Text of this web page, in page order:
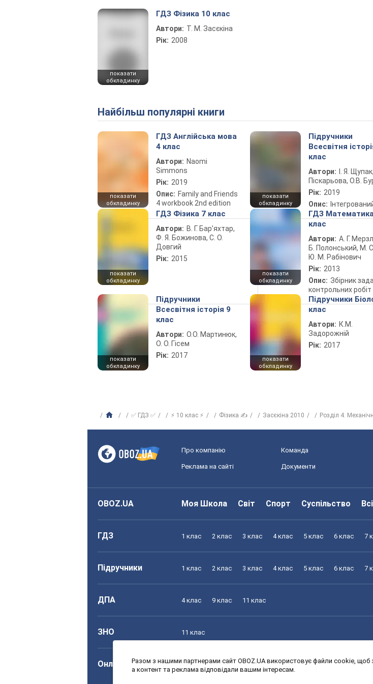
показати
обкладинку
ГДЗ Фізика 10 клас
Автори: Т. М. Засєкіна
Рік: 2008
Найбільш популярні книги
показати
обкладинку
ГДЗ Англійська мова
4 клас
Автори: Naomi
Simmons
Рік: 2019
Опис: Family and Friends
4 workbook 2nd edition
показати
обкладинку
Підручники
Всесвітня
клас
Автори:
І. Я.
Піскарьова, О.В.
Рік: 2019
Опис:
показати
обкладинку
ГДЗ Фізика 7 клас
Автори: В. Г. Бар’яхтар,
Ф. Я. Божинова, С. О.
Довгий
Рік: 2015
показати
обкладинку
ГДЗ
клас
Автори: А. Г.
Б. Полонський, М.
Ю. М. Рабінович
Рік: 2013
Опис: Збірник
контрольних робіт
показати
обкладинку
Підручники
Всесвітня історія 9
клас
Автори: О.О. Мартинюк,
О. О. Гісем
Рік: 2017
показати
обкладинку
Підручники
клас
Автори: К.М.
Задорожній
Рік: 2017
✅ ГДЗ ✅ ⚡ 10 клас ⚡ Фізика ✍ Засєкіна 2010 Розділ 4.
Про компанію Команда
Реклама на сайті Документи
OBOZ.UA Моя Школа Світ Спорт Суспільство
ГДЗ 1 клас 2 клас 3 клас 4 клас 5 клас 6 клас 7
Підручники 1 клас 2 клас 3 клас 4 клас 5 клас 6 клас 7
ДПА 4 клас 9 клас 11 клас
ЗНО 11 клас
Онлайн уроки 1 клас 2 клас 3 клас 4 клас 5 клас 6 клас 7
Разом з нашими партнерами сайт OBOZ.UA використовує файли cookie, щоб
а контент та реклама відповідали вашим інтересам.